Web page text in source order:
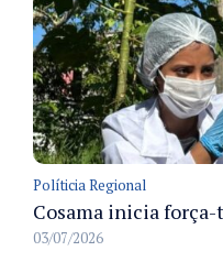
Políticia Regional
03/07/2026